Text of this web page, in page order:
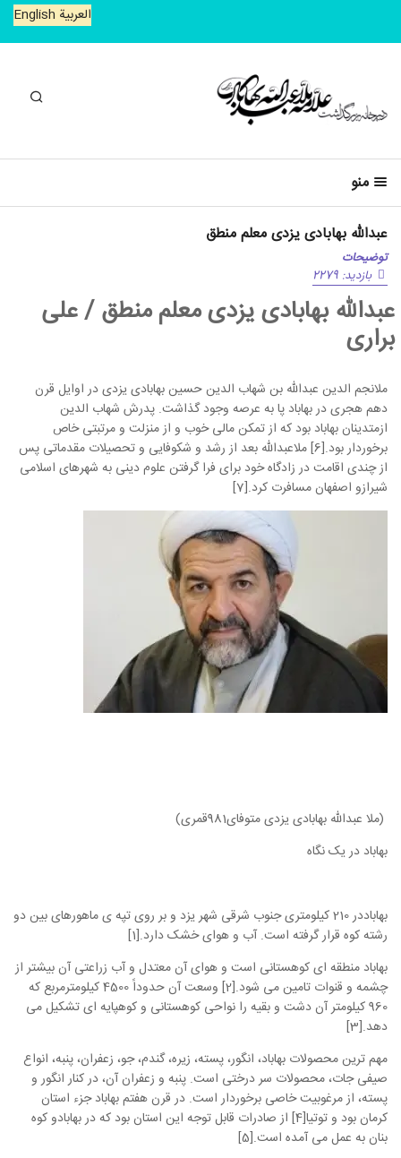
العربیة English
جستجو
منو
عبدالله بهابادی یزدی معلم منطق
توضیحات
بازدید: 2279
عبدالله بهابادی یزدی معلم منطق / علی
براری
ملانجم الدین عبدالله بن شهاب الدین حسین بهابادی یزدی در اوایل قرن
دهم هجری در بهاباد پا به عرصه وجود گذاشت. پدرش شهاب الدین
ازمتدینان بهاباد بود که از تمکن مالی خوب و از منزلت و مرتبتی خاص
برخوردار بود.[6] ملاعبدالله بعد از رشد و شکوفایی و تحصیلات مقدماتی پس
از چندی اقامت در زادگاه خود برای فرا گرفتن علوم دینی به شهرهای اسلامی
شیرازو اصفهان مسافرت کرد.[7]
(ملا عبدالله بهابادی یزدی متوفای981قمری)
بهاباد در یک نگاه
بهاباددر 210 کیلومتری جنوب شرقی شهر یزد و بر روی تپه ی ماهورهای بین دو
رشته کوه قرار گرفته است. آب و هوای خشک دارد.[1]
بهاباد منطقه ای کوهستانی است و هوای آن معتدل و آب زراعتی آن بیشتر از
چشمه و قنوات تامین می شود.[2] وسعت آن حدوداً 4500 کیلومترمربع که
960 کیلومتر آن دشت و بقیه را نواحی کوهستانی و کوهپایه ای تشکیل می
دهد.[3]
مهم ترین محصولات بهاباد، انگور، پسته، زیره، گندم، جو، زعفران، پنبه، انواع
صیفی جات، محصولات سر درختی است. پنبه و زعفران آن، در کنار انگور و
پسته، از مرغوبیت خاصی برخوردار است. در قرن هفتم بهاباد جزء استان
کرمان بود و توتیا[4] از صادرات قابل توجه این استان بود که در بهابادو کوه
بنان به عمل می آمده است.[5]